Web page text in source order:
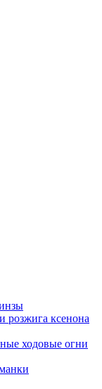
розжига ксенона
ходовые огни